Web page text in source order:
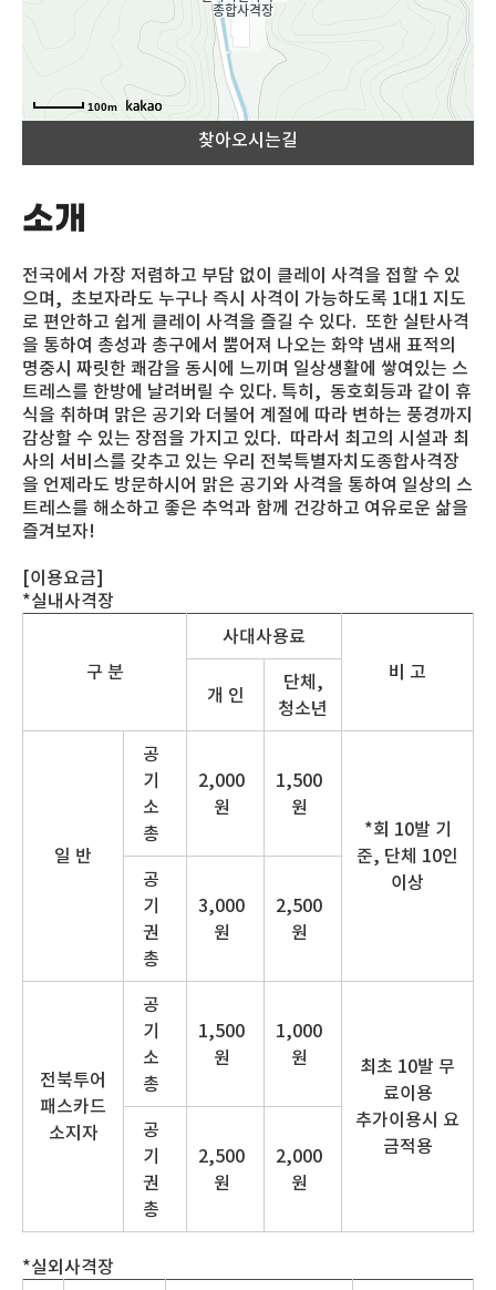
100m
찾아오시는길
소개
전국에서 가장 저렴하고 부담 없이 클레이 사격을 접할 수 있
으며, 초보자라도 누구나 즉시 사격이 가능하도록 1대1 지도
로 편안하고 쉽게 클레이 사격을 즐길 수 있다. 또한 실탄사격
을 통하여 총성과 총구에서 뿜어져 나오는 화약 냄새 표적의
명중시 짜릿한 쾌감을 동시에 느끼며 일상생활에 쌓여있는 스
트레스를 한방에 날려버릴 수 있다. 특히, 동호회등과 같이 휴
식을 취하며 맑은 공기와 더불어 계절에 따라 변하는 풍경까지
감상할 수 있는 장점을 가지고 있다. 따라서 최고의 시설과 최
사의 서비스를 갖추고 있는 우리 전북특별자치도종합사격장
을 언제라도 방문하시어 맑은 공기와 사격을 통하여 일상의 스
트레스를 해소하고 좋은 추억과 함께 건강하고 여유로운 삶을
즐겨보자!
[이용요금]
*실내사격장
구 분
사대사용료
비 고
개 인
단체,
청소년
일 반
공
기
소
총
2,000
원
1,500
원
*회 10발 기
준, 단체 10인
이상
공
기
권
총
3,000
원
2,500
원
전북투어
패스카드
소지자
공
기
소
총
1,500
원
1,000
원
최초 10발 무
료이용
추가이용시 요
금적용
공
기
권
총
2,500
원
2,000
원
*실외사격장